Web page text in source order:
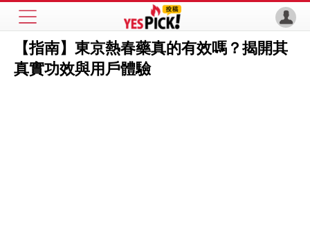
【指南】東京熱春藥真的有效嗎？揭開其
真實功效與用戶體驗